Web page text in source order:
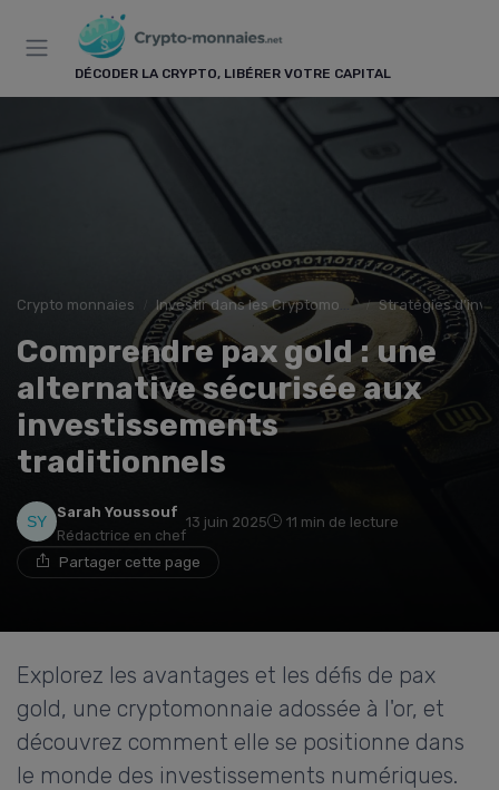
DÉCODER LA CRYPTO, LIBÉRER VOTRE CAPITAL
Crypto monnaies Investir dans les Cryptomonnaies Stratégies
Comprendre pax gold : une
alternative sécurisée aux
investissements
traditionnels
Sarah Youssouf
Rédactrice en chef
13 juin 2025 11 min de lecture
Partager cette page
Explorez les avantages et les défis de pax
gold, une cryptomonnaie adossée à l'or, et
découvrez comment elle se positionne dans
le monde des investissements numériques.
Panneau de gestion des cookies